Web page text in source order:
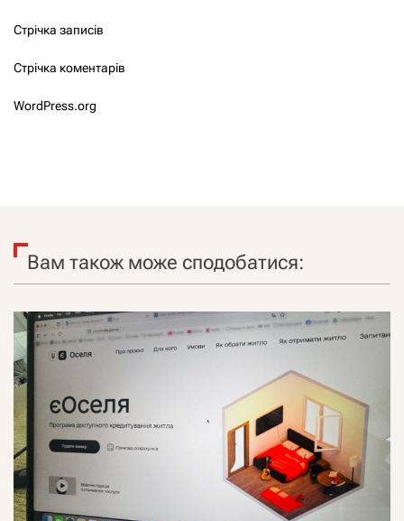
Стрічка записів
Стрічка коментарів
WordPress.org
Вам також може сподобатися: